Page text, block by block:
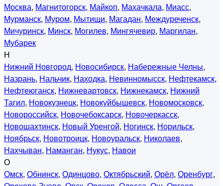
Москва, Магнитогорск, Майкоп, Махачкала, Миасс,
Мурманск, Муром, Мытищи, Магадан, Междуреченск,
Мичуринск, Минск, Могилев, Мингячевир, Маргилан,
Мубарек
Н
Нижний Новгород, Новосибирск, Набережные Челны,
Назрань, Нальчик, Находка, Невинномысск, Нефтекамск,
Нефтеюганск, Нижневартовск, Нижнекамск, Нижний
Тагил, Новокузнецк, Новокуйбышевск, Новомосковск,
Новороссийск, Новочебоксарск, Новочеркасск,
Новошахтинск, Новый Уренгой, Ногинск, Норильск,
Ноябрьск, Новотроицк, Новоуральск, Николаев,
Нахчыван, Наманган, Нукус, Навои
О
Омск, Обнинск, Одинцово, Октябрьский, Орёл, Оренбург,